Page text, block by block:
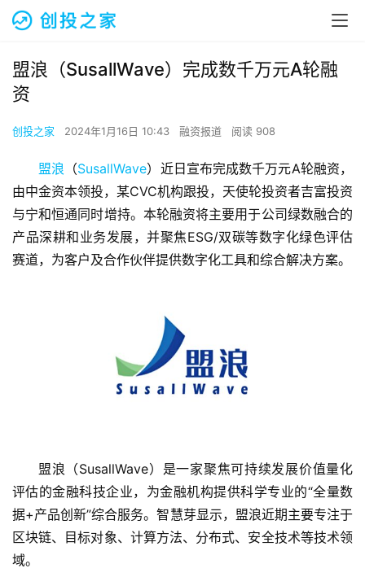
首
融
资
盟浪（SusallWave）完成数千万元A轮融
资
创投之家 2024年1月16日 10:43 融资报道 阅读 908
盟浪 （SusallWave）近日宣布完成数千万元A轮融资，
由中金资本领投，某CVC机构跟投，天使轮投资者吉富投资
与宁和恒通同时增持。本轮融资将主要用于公司绿数融合的
产品深耕和业务发展，并聚焦ESG/双碳等数字化绿色评估
赛道，为客户及合作伙伴提供数字化工具和综合解决方案。
盟浪（SusallWave）是一家聚焦可持续发展价值量化
评估的金融科技企业，为金融机构提供科学专业的“全量数
据+产品创新”综合服务。智慧芽显示，盟浪近期主要专注于
区块链、目标对象、计算方法、分布式、安全技术等技术领
域。